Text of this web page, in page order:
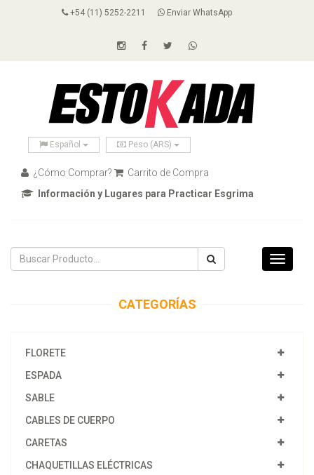
+54 (11) 5252-2211 Enviar WhatsApp
Español Peso (ARS)
¿Cómo Comprar?
Carrito de Compra
Información y Lugares para Practicar Esgrima
Toggle
CATEGORÍAS
FLORETE
ESPADA
SABLE
CABLES DE CUERPO
CARETAS
CHAQUETILLAS ELÉCTRICAS